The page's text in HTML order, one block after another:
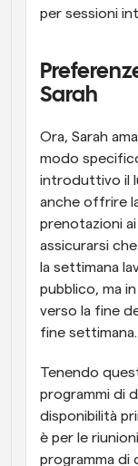
per sessioni
Sarah
Ora, Sarah
modo
introduttivo il
anche offrire
prenotazioni
assicurarsi
la settimana
pubblico, ma
verso la fine
fine settimana.
Tenendo
programmi di
disponibilità
è per le
programma di